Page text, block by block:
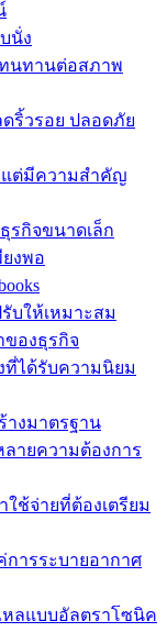
นั่ง
นทานต่อสภาพ
ริ้วรอย ปลอดภัย
แต่มีความสำคัญ
รกิจขนาดเล็ก
งพอ
บให้เหมาะสม
ของธุรกิจ
ได้รับความนิยม
างมาตรฐาน
ลายความต้องการ
ช้จ่ายที่ต้องเตรียม
การระบายอากาศ
หลแบบอัลตราโซนิค